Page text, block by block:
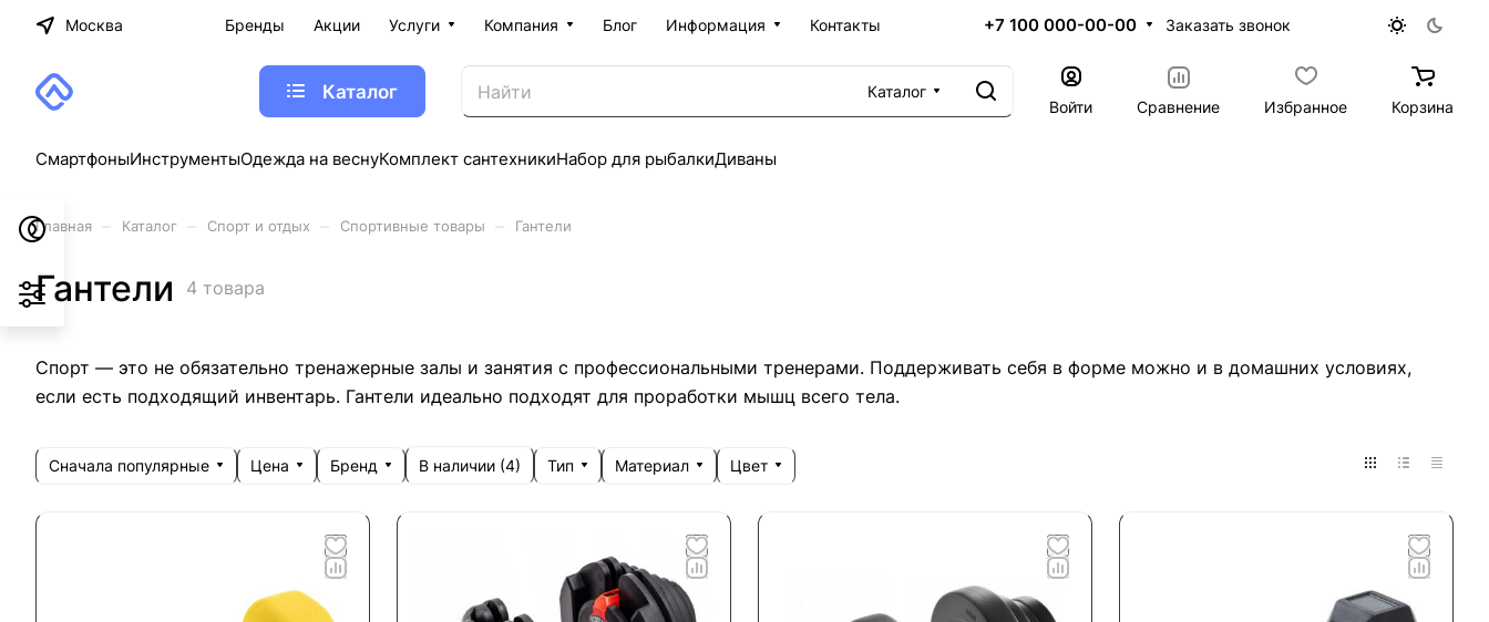
Москва Бренды Акции Услуги Компания Блог Информация Контакты +7 100 000-00-00 Заказать звонок
Каталог
Каталог
Войти
Сравнение Избранное Корзина
СмартфоныИнструментыОдежда на веснуКомплект сантехникиНабор для рыбалкиДиваны
Главная Каталог Спорт и отдых Спортивные товары Гантели
Гантели 4 товара
Спорт — это не обязательно тренажерные залы и занятия с профессиональными тренерами. Поддерживать себя в форме можно и в домашних условиях,
если есть подходящий инвентарь. Гантели идеально подходят для проработки мышц всего тела.
Сначала популярные Цена Бренд В наличии (4) Тип Материал Цвет